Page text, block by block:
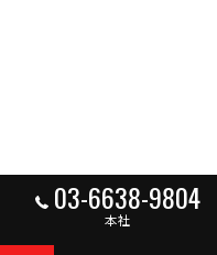
03-6638-9804
本社